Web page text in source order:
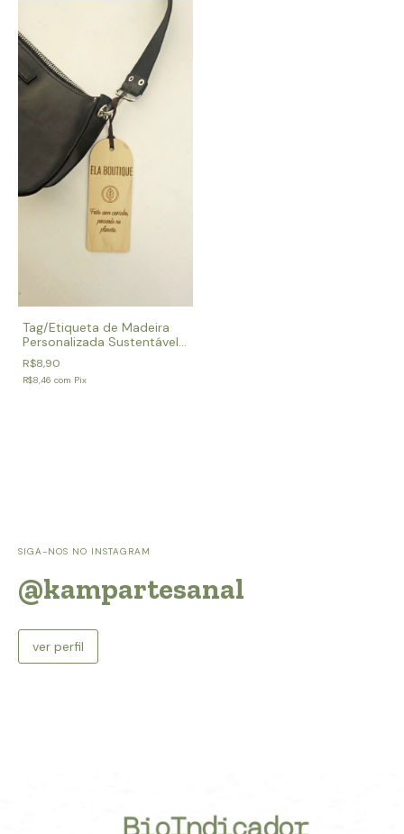
Tag/Etiqueta de Madeira
Personalizada Sustentável
para Roupas e Produtos
R$8,90
R$8,46 com Pix
SIGA-NOS NO INSTAGRAM
@kampartesanal
ver perfil